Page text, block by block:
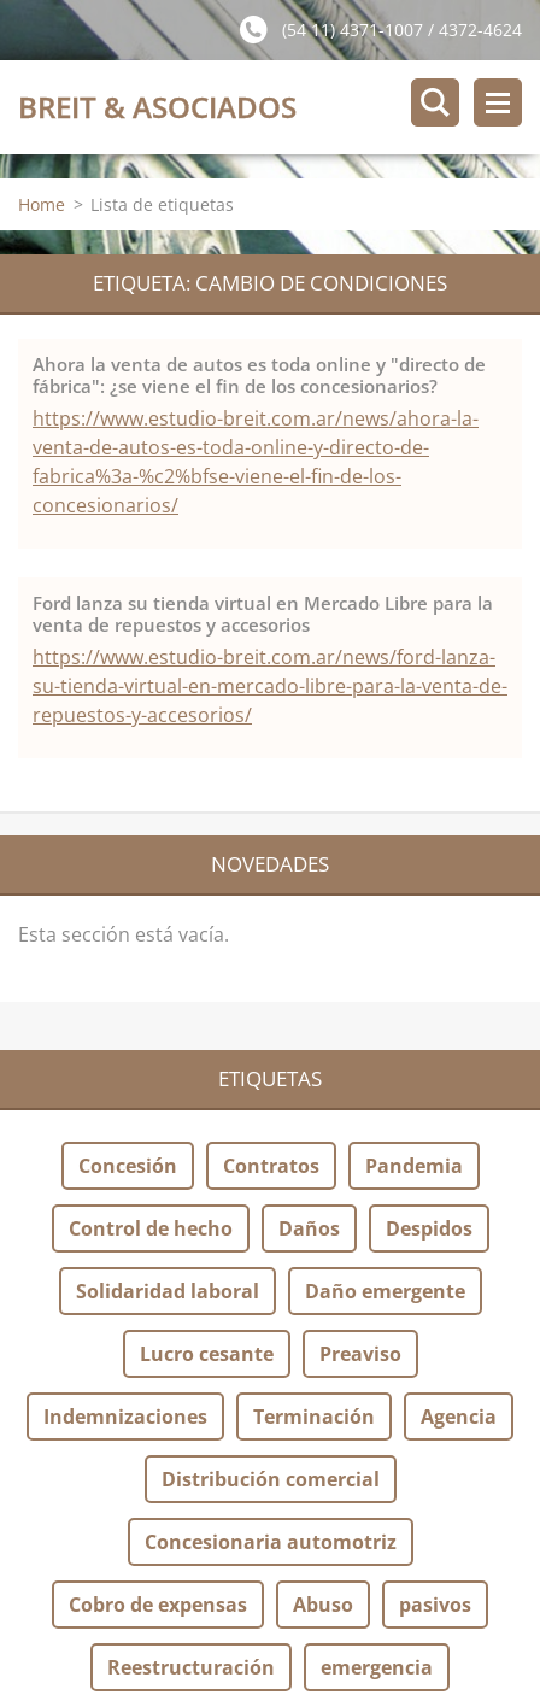
(54 11) 4371-1007 / 4372-4624
BREIT & ASOCIADOS
Home > Lista de etiquetas
ETIQUETA: CAMBIO DE CONDICIONES
Ahora la venta de autos es toda online y "directo de
fábrica": ¿se viene el fin de los concesionarios?
https://www.estudio-breit.com.ar/news/ahora-la-
venta-de-autos-es-toda-online-y-directo-de-
fabrica%3a-%c2%bfse-viene-el-fin-de-los-
concesionarios/
Ford lanza su tienda virtual en Mercado Libre para la
venta de repuestos y accesorios
https://www.estudio-breit.com.ar/news/ford-lanza-
su-tienda-virtual-en-mercado-libre-para-la-venta-de-
repuestos-y-accesorios/
NOVEDADES
Esta sección está vacía.
ETIQUETAS
Concesión Contratos Pandemia
Control de hecho Daños Despidos
Solidaridad laboral Daño emergente
Lucro cesante Preaviso
Indemnizaciones Terminación Agencia
Distribución comercial
Concesionaria automotriz
Cobro de expensas Abuso pasivos
Reestructuración emergencia